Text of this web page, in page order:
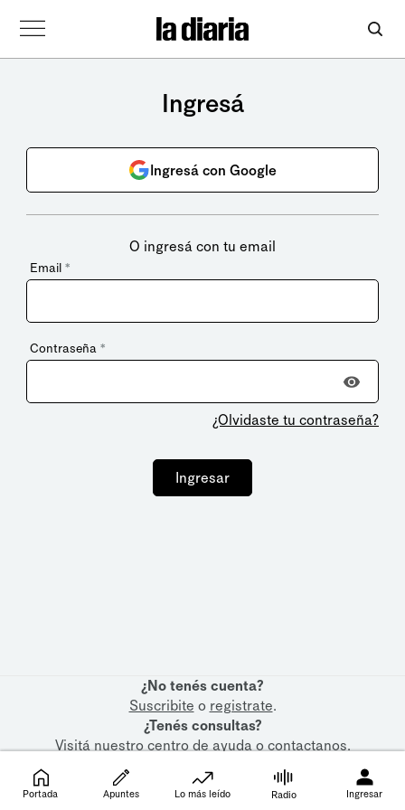
Ingresá
Ingresá con Google
O ingresá con tu email
Email *
Contraseña *
¿Olvidaste tu contraseña?
Ingresar
¿No tenés cuenta?
Suscribite o registrate.
¿Tenés consultas?
Visitá nuestrocentro de ayudaocontactanos.
Portada Apuntes Lo más leído Radio Ingresar